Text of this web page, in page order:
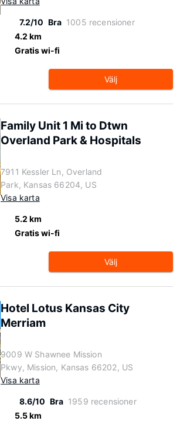
7.2/10 Bra 1005 recensioner
4.2 km
Gratis wi-fi
Välj
Family Unit 1 Mi to Dtwn
Overland Park & Hospitals
7911 Kessler Ln, Overland
Park, Kansas 66204, US
Visa karta
5.2 km
Gratis wi-fi
Välj
Hotel Lotus Kansas City
Merriam
9009 W Shawnee Mission
Pkwy, Mission, Kansas 66202, US
Visa karta
8.6/10 Bra 1959 recensioner
5.5 km